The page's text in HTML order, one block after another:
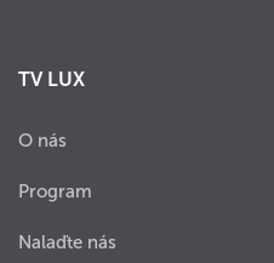
TV LUX
O nás
Program
Nalaďte nás